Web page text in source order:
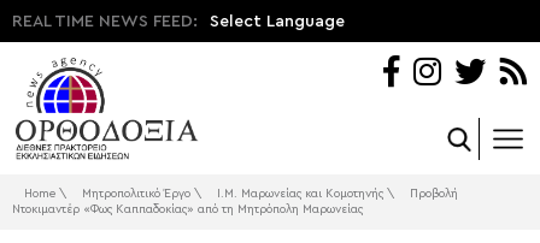
REAL TIME NEWS FEED: Select Language
Home \ Μητροπολιτικό Έργο \ Ι.Μ. Μαρωνείας και Κομοτηνής \
Προβολή
Ντοκιμαντέρ «Φως Καππαδοκίας» από τη Μητρόπολη Μαρωνείας